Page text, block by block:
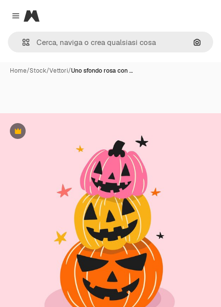
Close menu
Magnific
Cerca
Home/Stock/Vettori/Uno sfondo rosa con …
Premium